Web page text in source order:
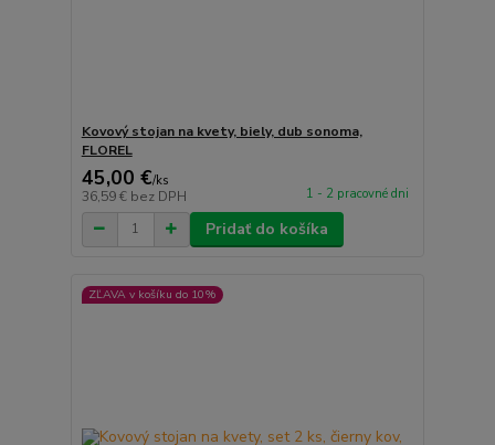
Kovový stojan na kvety, biely, dub sonoma,
FLOREL
45,00 €/ks
36,59 € bez DPH 1 - 2 pracovné dni
Pridať do košíka
ZĽAVA v košíku do 10%